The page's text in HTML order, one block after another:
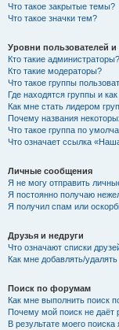
Что такое закрытые темы?
Что такое значки тем?
Уровни пользователей
Кто такие администраторы?
Кто такие модераторы?
Что такое группы
Где находятся группы и
Как мне стать лидером
Почему названия
Что такое группа по
Что означает ссылка
Личные сообщения
Я не могу отправить
Я постоянно получаю
Я получил спам или
Друзья и недруги
Что означают списки
Как мне добавлять/
Поиск по форумам
Как мне выполнить поиск
Почему мой поиск не даёт
В результате моего